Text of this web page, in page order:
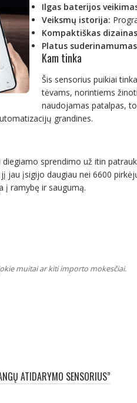
Ilgas baterijos
Veiksmų istorija:
Kompaktiškas
Platus
Kam tinka
Šis sensorius puikiai
tėvams, norintiems
naudojamas patalpas,
grandines.
sprendimo už itin
jau įsigijo daugiau nei 6600
į ramybę ir saugumą.
muitai ar kiti importo mokesčiai.
ATIDARYMO SENSORIUS”